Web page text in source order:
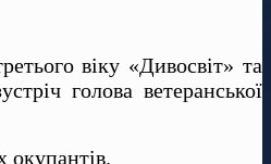
віку «Дивосвіт» та
голова ветеранської
окупантів.